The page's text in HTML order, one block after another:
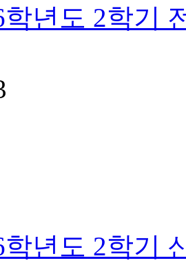
학년도 2학기
학년도 2학기